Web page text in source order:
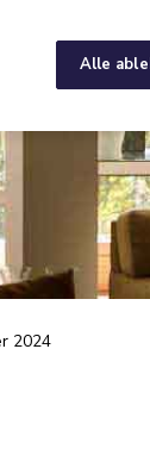
2024
Alle